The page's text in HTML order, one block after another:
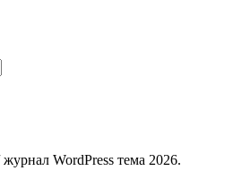
WordPress тема 2026.